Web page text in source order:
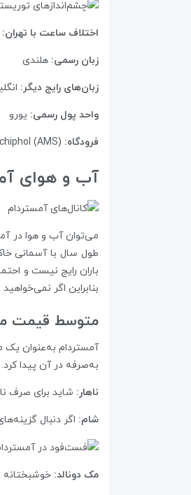
اختلاف ساعت با تهران:
زبان رسمی: هلندی
زبان‌های رایج دیگر:
واحد پول رسمی: یورو
فرودگاه: (Amsterdam Airport Schiphol (AMS
آب و هوای
می‌توان آب و هوا در
طول سال با آسمانی
باران رایج نیست و
بنابراین اگر
متوسط قیمت
آمستردام به‌عنوان
به‌صرفه در آن پیدا
ناهار: شاید برای صرف ناهار، فلافلی‌ها و
شام: اگر دنبال
مک دونالد: خوشبختانه مک